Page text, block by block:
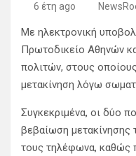
6 έτη ago
Με ηλεκτρονική
Πρωτοδικείο Αθηνών
πολιτών, στους
μετακίνηση λόγω
Συγκεκριμένα, οι δύο
βεβαίωση μετακίνησης
τους τηλέφωνα, καθώς